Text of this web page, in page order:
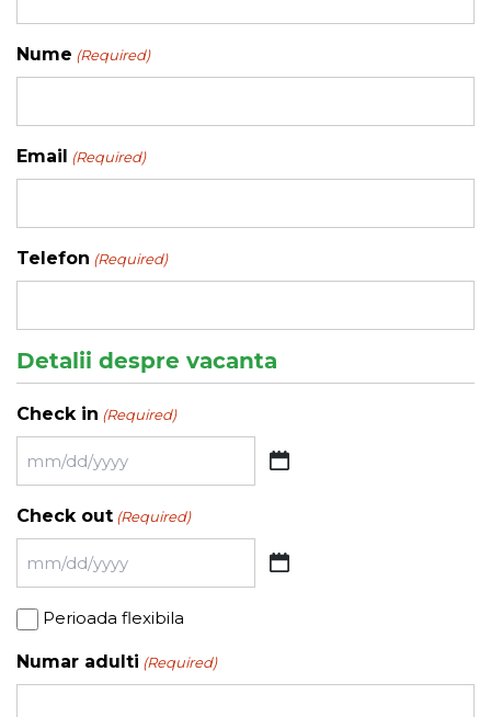
Nume (Required)
Email (Required)
Telefon (Required)
Detalii despre vacanta
Check in (Required)
MM
DD
Check out (Required)
MM
DD
slash
Perioada
Perioada flexibila
Numar adulti (Required)